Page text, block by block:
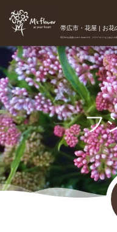
帯広市・花屋 | お花
帯広市のお花屋さんM's flowerです。フラワーギフトなどあなたの気
フ